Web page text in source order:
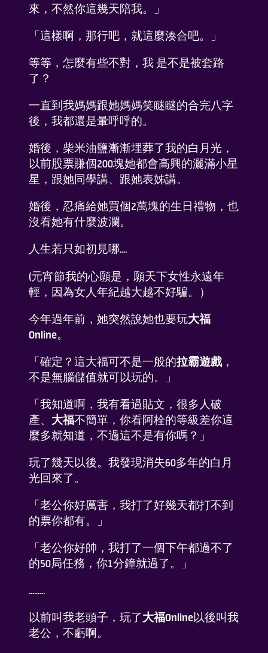
來，不然你這幾天陪我。」
「這樣啊，那行吧，就這麼湊合吧。」
等等，怎麼有些不對，我 是不是被套路
了？
一直到我媽媽跟她媽媽笑瞇瞇的合完八字
後，我都還是暈呼呼的。
婚後，柴米油鹽漸漸埋葬了我的白月光，
以前股票賺個200塊她都會高興的灑滿小星
星，跟她同學講、跟她表姊講。
婚後，忍痛給她買個2萬塊的生日禮物，也
沒看她有什麼波瀾。
人生若只如初見哪....
(元宵節我的心願是，願天下女性永遠年
輕，因為女人年紀越大越不好騙。）
今年過年前，她突然說她也要玩大福
Online。
「確定？這大福可不是一般的拉霸遊戲，
不是無腦儲值就可以玩的。」
「我知道啊，我有看過貼文，很多人破
產、 大福不簡單，你看阿栓的等級差你這
麼多就知道，不過這不是有你嗎？」
玩了幾天以後。我發現消失60多年的白月
光回來了。
「老公你好厲害，我打了好幾天都打不到
的票你都有。」
「老公你好帥，我打了一個下午都過不了
的50局任務，你1分鐘就過了。」
.........
以前叫我老頭子，玩了大福Online以後叫我
老公，不虧啊。